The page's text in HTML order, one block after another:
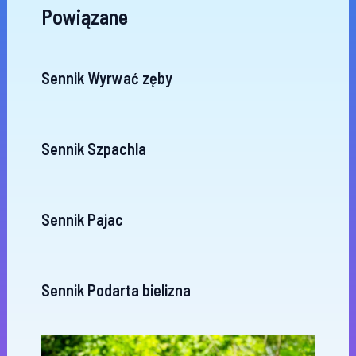
Powiązane
Sennik Wyrwać zęby
Sennik Szpachla
Sennik Pajac
Sennik Podarta bielizna